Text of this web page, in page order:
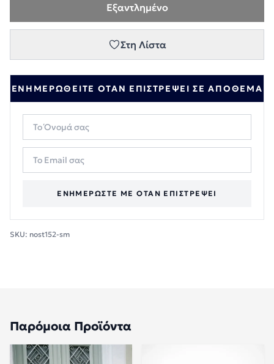
Εξαντλημένο
Στη Λίστα
ΕΝΗΜΕΡΩΘΕΊΤΕ ΌΤΑΝ ΕΠΙΣΤΡΈΨΕΙ ΣΕ ΑΠΌΘΕΜΑ
ΕΝΗΜΕΡΏΣΤΕ ΜΕ ΌΤΑΝ ΕΠΙΣΤΡΈΨΕΙ
SKU: nost152-sm
Παρόμοια Προϊόντα